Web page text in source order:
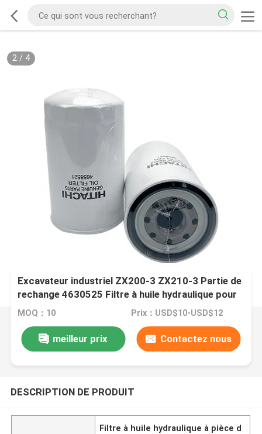
2/ 4
Excavateur industriel ZX200-3 ZX210-3 Partie de
rechange 4630525 Filtre à huile hydraulique pour
Hitachi
MOQ：10 Prix：USD$10-USD$12
meilleur prix Contactez nous
DESCRIPTION DE PRODUIT
Filtre à huile hydraulique à pièce d